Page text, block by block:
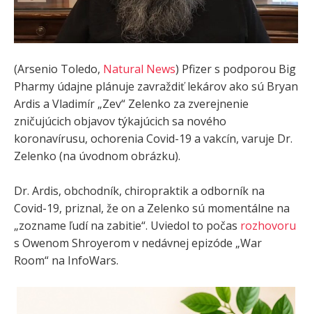
(Arsenio Toledo, Natural News) Pfizer s podporou Big
Pharmy údajne plánuje zavraždiť lekárov ako sú Bryan
Ardis a Vladimír „Zev“ Zelenko za zverejnenie
zničujúcich objavov týkajúcich sa nového
koronavírusu, ochorenia Covid-19 a vakcín, varuje Dr.
Zelenko (na úvodnom obrázku).
Dr. Ardis, obchodník, chiropraktik a odborník na
Covid-19, priznal, že on a Zelenko sú momentálne na
„zozname ľudí na zabitie“. Uviedol to počas rozhovoru
s Owenom Shroyerom v nedávnej epizóde „War
Room“ na InfoWars.